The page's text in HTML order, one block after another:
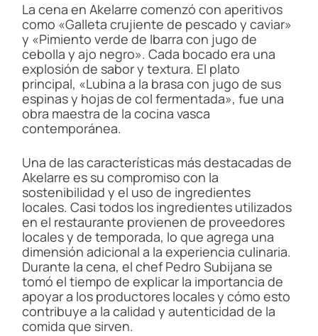
La cena en Akelarre comenzó con aperitivos
como «Galleta crujiente de pescado y caviar»
y «Pimiento verde de Ibarra con jugo de
cebolla y ajo negro». Cada bocado era una
explosión de sabor y textura. El plato
principal, «Lubina a la brasa con jugo de sus
espinas y hojas de col fermentada», fue una
obra maestra de la cocina vasca
contemporánea.
Una de las características más destacadas de
Akelarre es su compromiso con la
sostenibilidad y el uso de ingredientes
locales. Casi todos los ingredientes utilizados
en el restaurante provienen de proveedores
locales y de temporada, lo que agrega una
dimensión adicional a la experiencia culinaria.
Durante la cena, el chef Pedro Subijana se
tomó el tiempo de explicar la importancia de
apoyar a los productores locales y cómo esto
contribuye a la calidad y autenticidad de la
comida que sirven.